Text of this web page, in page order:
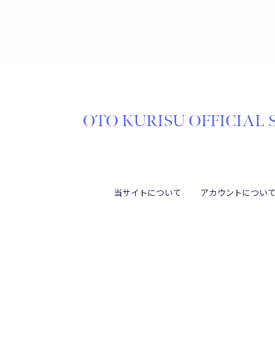
OTO KURISU OFFICIAL
当サイトについて アカウントについて